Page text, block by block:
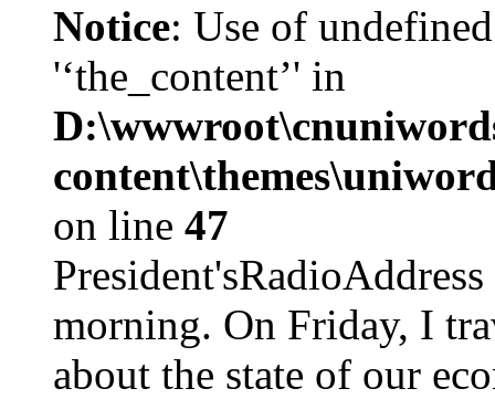
Notice: Use of
'‘the_content’' in
on line 47
morning. On Friday, I
about the state of our